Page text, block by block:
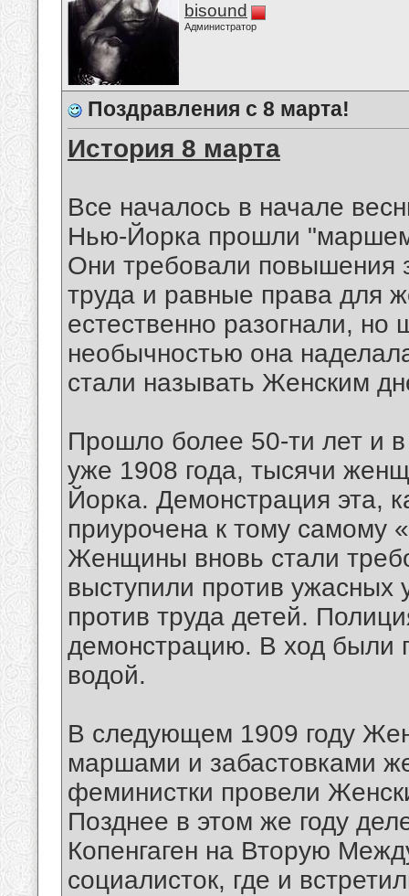
bisound
Администратор
Поздравления с 8 марта!
История 8 марта
Все началось в начале
Нью-Йорка прошли "маршем
Они требовали повышения
труда и равные права для
естественно разогнали, но
необычностью она
стали называть Женским
Прошло более 50-ти лет и
уже 1908 года, тысячи
Йорка. Демонстрация эта,
приурочена к тому самому
Женщины вновь стали
выступили против ужасных
против труда детей.
демонстрацию. В ход были
водой.
В следующем 1909 году
маршами и забастовками
феминистки провели
Позднее в этом же году
Копенгаген на Вторую
социалисток, где и